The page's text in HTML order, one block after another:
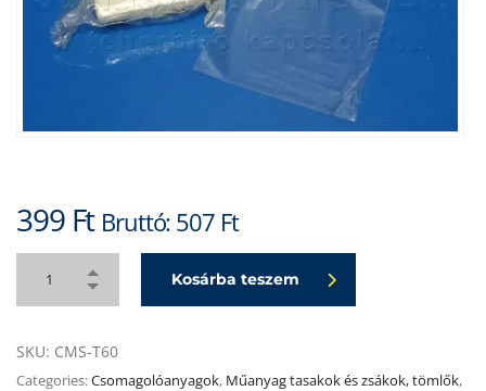
399 Ft Bruttó:507 Ft
Kosárba teszem
SKU: CMS-T60
Categories:Csomagolóanyagok, Műanyag tasakok és zsákok, tömlők,